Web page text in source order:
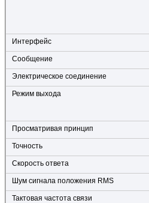
Интерфейс
Сообщение
Электрическое соединение
Режим выхода
Просматривая принцип
Точность
Скорость ответа
Шум сигнала положения RMS
Тактовая частота связи